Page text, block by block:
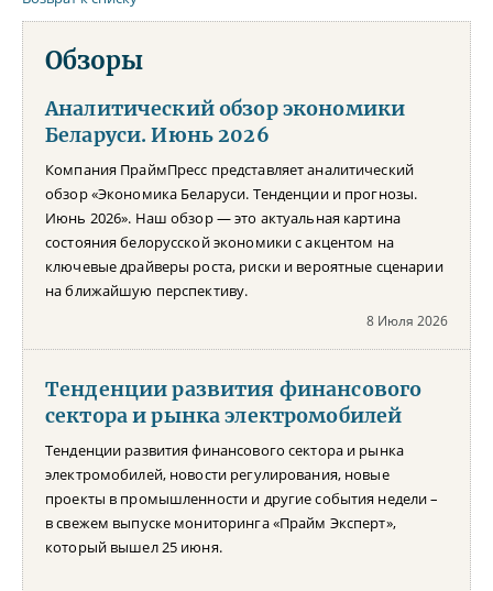
Обзоры
Аналитический обзор экономики
Беларуси. Июнь 2026
Компания ПраймПресс представляет аналитический
обзор «Экономика Беларуси. Тенденции и прогнозы.
Июнь 2026». Наш обзор — это актуальная картина
состояния белорусской экономики с акцентом на
ключевые драйверы роста, риски и вероятные сценарии
на ближайшую перспективу.
8 Июля 2026
Тенденции развития финансового
сектора и рынка электромобилей
Тенденции развития финансового сектора и рынка
электромобилей, новости регулирования, новые
проекты в промышленности и другие события недели –
в свежем выпуске мониторинга «Прайм Эксперт»,
который вышел 25 июня.